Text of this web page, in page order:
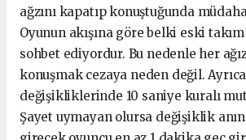
ağzını kapatıp konuştuğunda
Oyunun akışına göre belki eski
sohbet ediyordur. Bu nedenle her
konuşmak cezaya neden değil.
değişikliklerinde 10 saniye kuralı
Şayet uymayan olursa değişiklik